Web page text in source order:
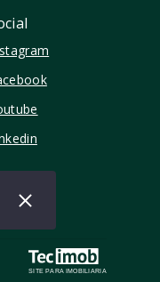
SITE PARA IMOBILIARIA